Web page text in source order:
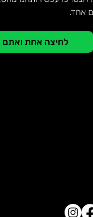
אחד.
לחיצה אחת ואתם